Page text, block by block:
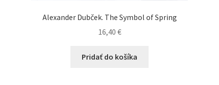
Alexander Dubček. The Symbol of Spring
16,40 €
Pridať do košíka